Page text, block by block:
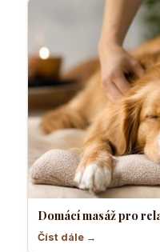
Domácí masáž pro
Číst dále →